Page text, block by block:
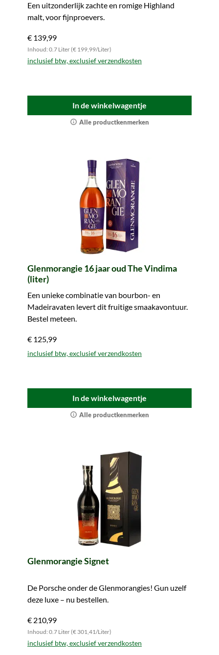
Een uitzonderlijk zachte en romige Highland
malt, voor fijnproevers.
€ 139,99
Inhoud: 0.7 Liter (€ 199,99/Liter)
inclusief btw, exclusief verzendkosten
In de winkelwagentje
Alle productkenmerken
Glenmorangie 16 jaar oud The Vindima
(liter)
Een unieke combinatie van bourbon- en
Madeiravaten levert dit fruitige smaakavontuur.
Bestel meteen.
€ 125,99
inclusief btw, exclusief verzendkosten
In de winkelwagentje
Alle productkenmerken
Glenmorangie Signet
De Porsche onder de Glenmorangies! Gun uzelf
deze luxe – nu bestellen.
€ 210,99
Inhoud: 0.7 Liter (€ 301,41/Liter)
inclusief btw, exclusief verzendkosten